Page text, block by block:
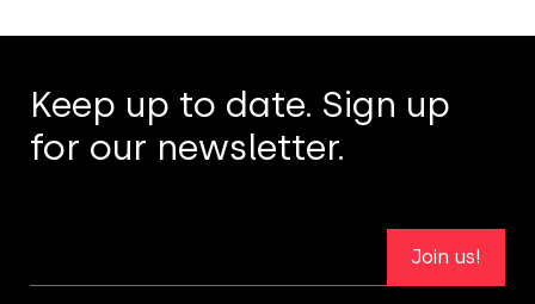
Keep up to date. Sign up
for our newsletter.
Join us!